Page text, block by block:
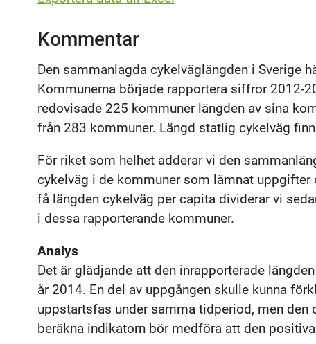
Kommentar
Den sammanlagda cykelväglängden i Sverige
Kommunerna började rapportera siffror 2012-
redovisade 225 kommuner längden av sina
från 283 kommuner. Längd statlig cykelväg
För riket som helhet adderar vi den
cykelväg i de kommuner som lämnat
få längden cykelväg per capita dividerar vi
i dessa rapporterande kommuner.
Analys
Det är glädjande att den inrapporterade
år 2014. En del av uppgången skulle kunna
uppstartsfas under samma tidperiod, men
beräkna indikatorn bör medföra att den